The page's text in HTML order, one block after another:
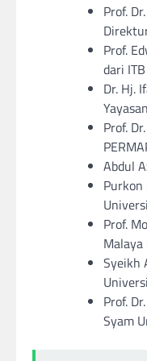
Prof.
Prof.
dari ITB
Dr. Hj.
Prof.
Abdul
Purkon
Prof.
Syeikh
Prof.
Syam